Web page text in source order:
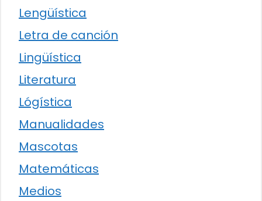
Lengüística
Letra de canción
Lingüística
Literatura
Lógística
Manualidades
Mascotas
Matemáticas
Medios